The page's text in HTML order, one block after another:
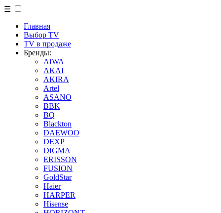
☰
Главная
Выбор TV
TV в продаже
Бренды:
AIWA
AKAI
AKIRA
Artel
ASANO
BBK
BQ
Blackton
DAEWOO
DEXP
DIGMA
ERISSON
FUSION
GoldStar
Haier
HARPER
Hisense